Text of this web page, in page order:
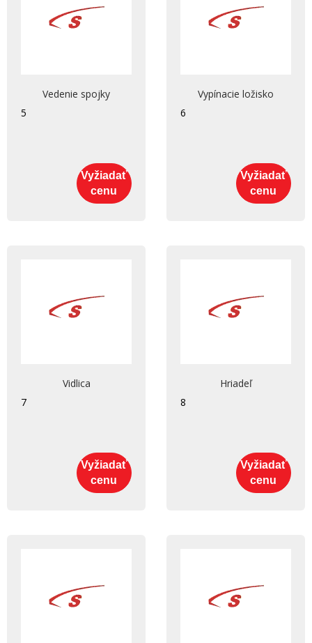
Vedenie spojky
5
Vyžiadať
cenu
Vypínacie ložisko
6
Vyžiadať
cenu
Vidlica
7
Vyžiadať
cenu
Hriadeľ
8
Vyžiadať
cenu